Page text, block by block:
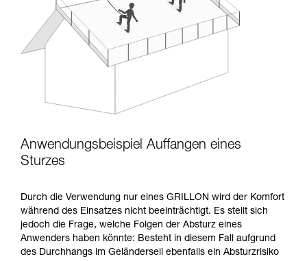
Anwendungsbeispiel Auffangen eines
Sturzes
Durch die Verwendung nur eines GRILLON wird der Komfort
während des Einsatzes nicht beeinträchtigt. Es stellt sich
jedoch die Frage, welche Folgen der Absturz eines
Anwenders haben könnte: Besteht in diesem Fall aufgrund
des Durchhangs im Geländerseil ebenfalls ein Absturzrisiko